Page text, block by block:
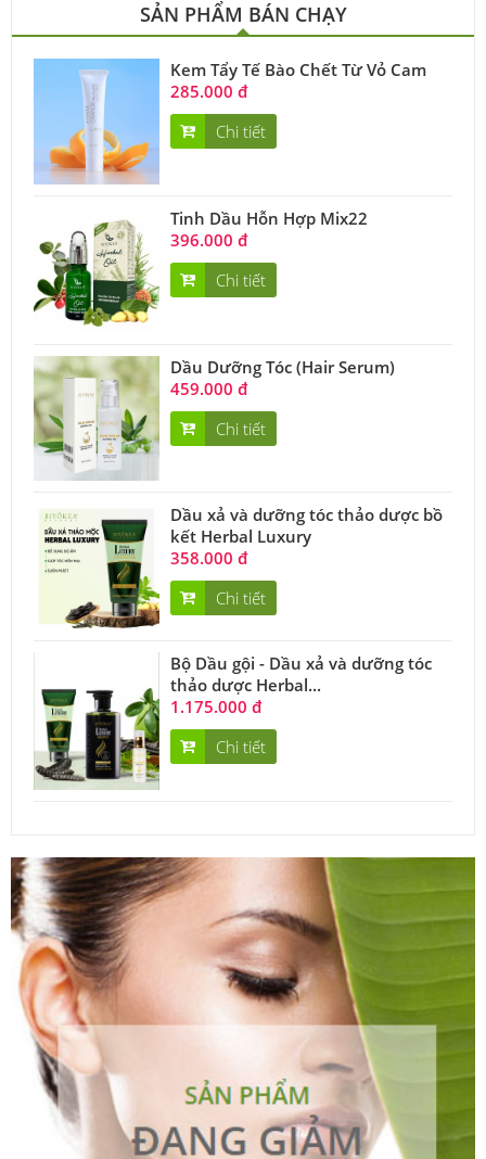
SẢN PHẨM BÁN CHẠY
Kem Tẩy Tế Bào Chết Từ Vỏ Cam
285.000 đ
Chi tiết
Tinh Dầu Hỗn Hợp Mix22
396.000 đ
Chi tiết
Dầu Dưỡng Tóc (Hair Serum)
459.000 đ
Chi tiết
Dầu xả và dưỡng tóc thảo dược bồ
kết Herbal Luxury
358.000 đ
Chi tiết
Bộ Dầu gội - Dầu xả và dưỡng tóc
thảo dược Herbal...
1.175.000 đ
Chi tiết